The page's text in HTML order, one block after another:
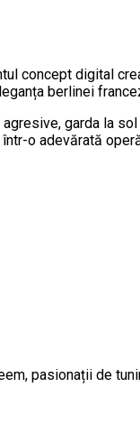
concept digital
berlinei
garda la
o adevărată
pasionații de